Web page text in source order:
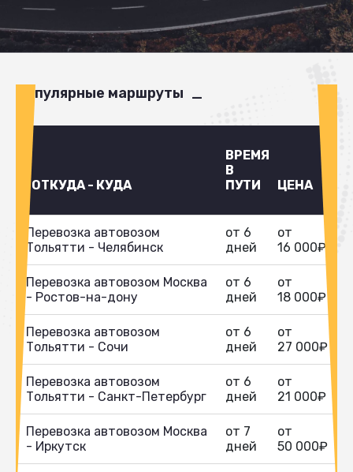
Популярные маршруты
ОТКУДА - КУДА
ВРЕМЯ
В
ПУТИ
ЦЕНА
Перевозка автовозом
Тольятти - Челябинск
от 6
дней
от
16 000₽
Перевозка автовозом Москва
- Ростов-на-дону
от 6
дней
от
18 000₽
Перевозка автовозом
Тольятти - Сочи
от 6
дней
от
27 000₽
Перевозка автовозом
Тольятти - Санкт-Петербург
от 6
дней
от
21 000₽
Перевозка автовозом Москва
- Иркутск
от 7
дней
от
50 000₽